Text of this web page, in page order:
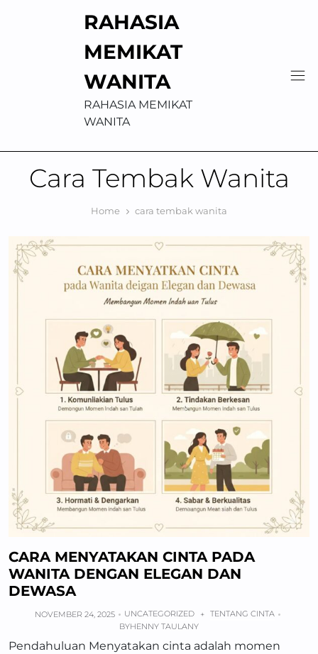
RAHASIA
MEMIKAT
WANITA
RAHASIA MEMIKAT
WANITA
Cara Tembak Wanita
Home cara tembak wanita
CARA MENYATAKAN CINTA PADA
WANITA DENGAN ELEGAN DAN
DEWASA
NOVEMBER 24, 2025 UNCATEGORIZED +
TENTANG CINTA
BYHENNY TAULANY
Pendahuluan Menyatakan cinta adalah momen